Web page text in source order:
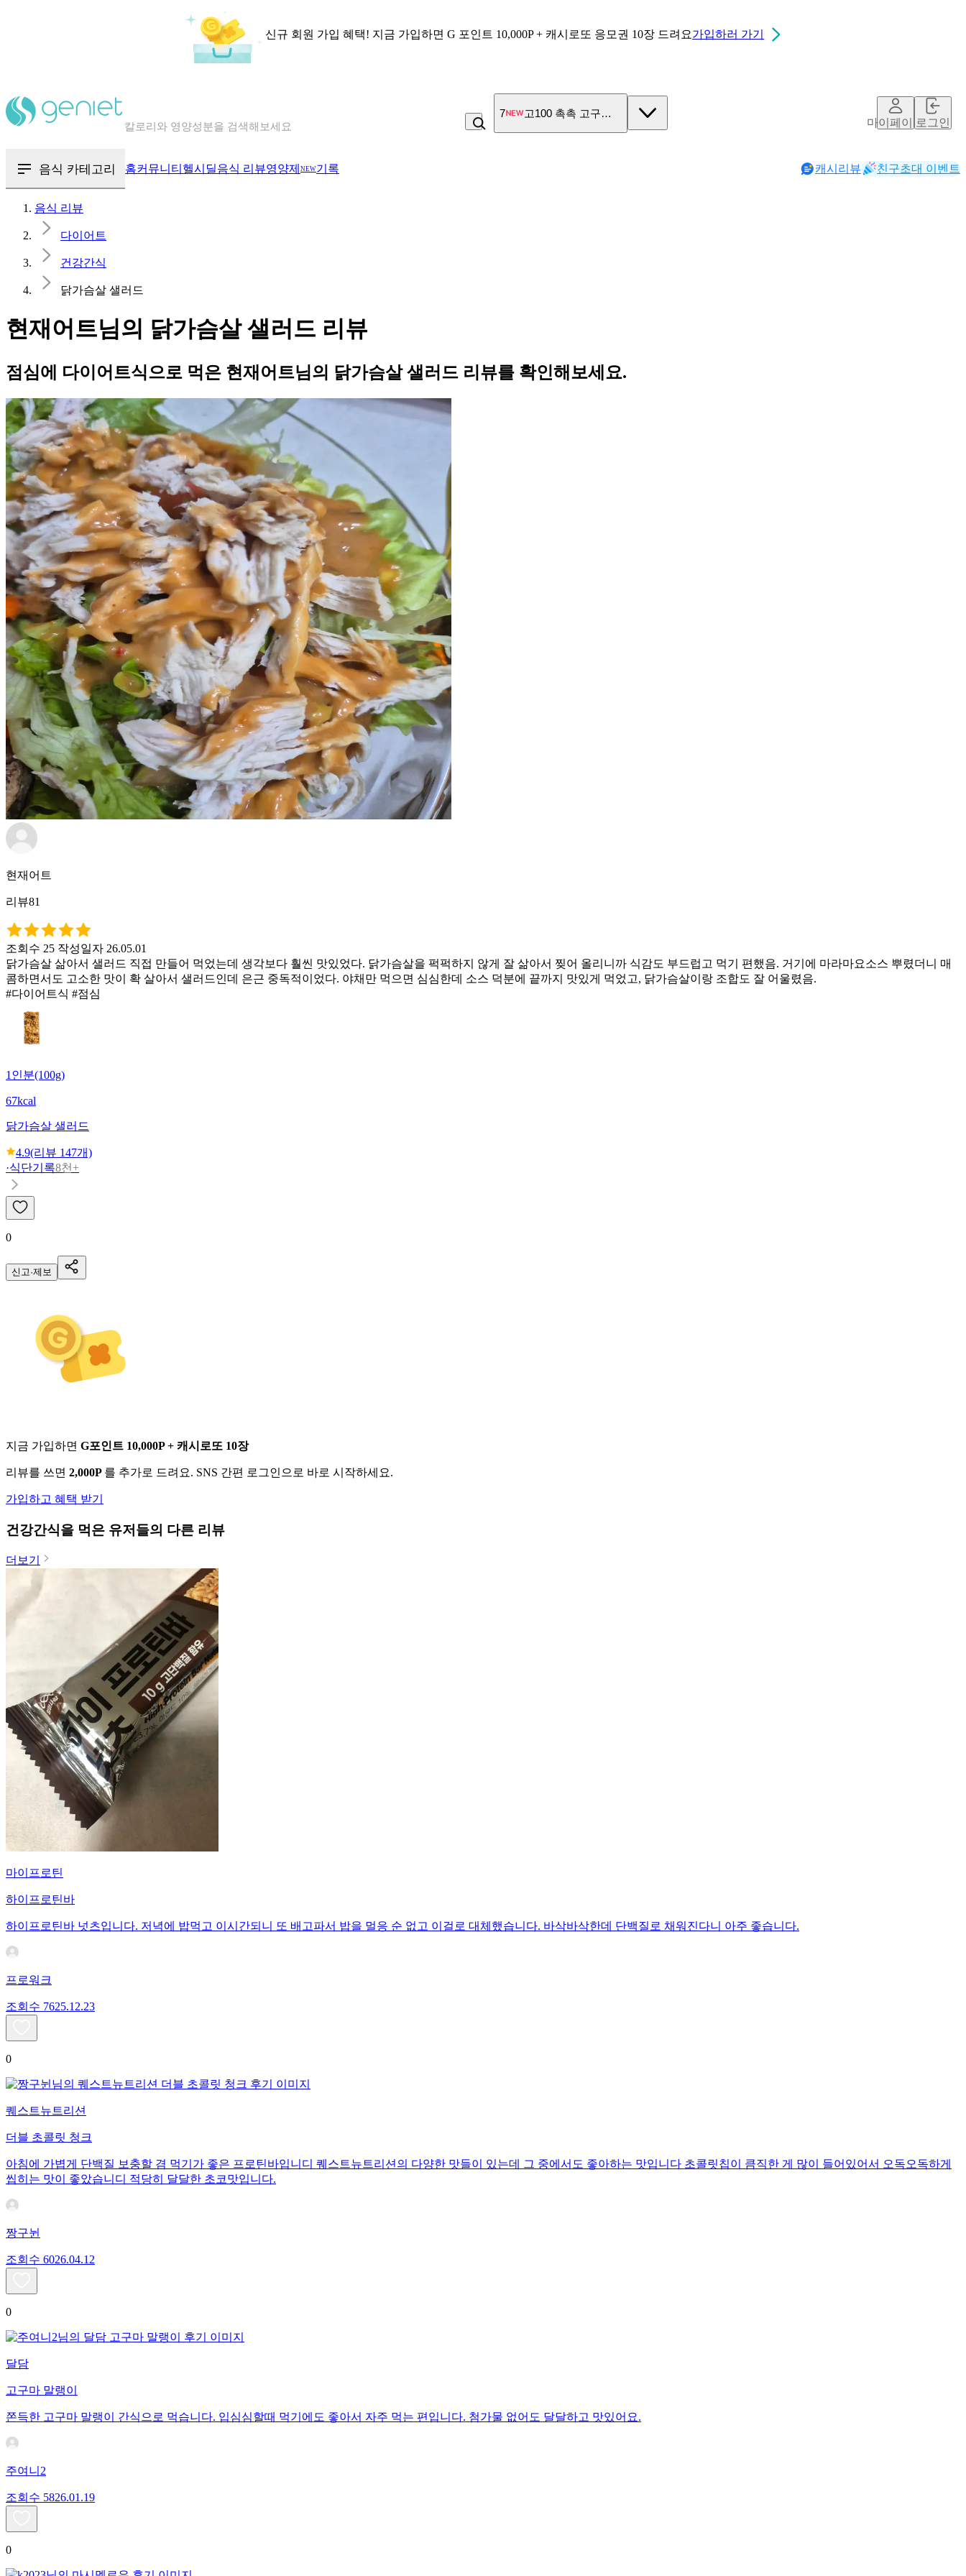
신규 회원 가입 혜택! 지금 가입하면 G 포인트 10,000P + 캐시로또 응모권 10장 드려요가입하러 가기
혈당 · 다이어트 음식 검색해보세요
7 고100 촉촉 고구마 스틱
마이페이지로그인
음식 카테고리 홈커뮤니티 헬시딜음식 리뷰영양제 NEW기록 캐시리뷰 친구초대 이벤트
음식 리뷰
다이어트
건강간식
닭가슴살 샐러드
현재어트님의 닭가슴살 샐러드 리뷰
점심에 다이어트식으로 먹은 현재어트님의 닭가슴살 샐러드 리뷰를 확인해보세요.
현재어트
리뷰81
조회수 25 작성일자 26.05.01
닭가슴살 삶아서 샐러드 직접 만들어 먹었는데 생각보다 훨씬 맛있었다. 닭가슴살을 퍽퍽하지 않게 잘 삶아서 찢어 올리니까 식감도 부드럽고 먹기 편했음. 거기에 마라마요소스 뿌렸더니 매
콤하면서도 고소한 맛이 확 살아서 샐러드인데 은근 중독적이었다. 야채만 먹으면 심심한데 소스 덕분에 끝까지 맛있게 먹었고, 닭가슴살이랑 조합도 잘 어울렸음.
#다이어트식 #점심
1인분(100g)
67kcal
닭가슴살 샐러드
4.9(리뷰 147개)
·식단기록8천+
0
신고·제보
지금 가입하면 G포인트 10,000P + 캐시로또 10장
리뷰를 쓰면 2,000P 를 추가로 드려요. SNS 간편 로그인으로 바로 시작하세요.
가입하고 혜택 받기
건강간식을 먹은 유저들의 다른 리뷰
더보기
마이프로틴
하이프로틴바
하이프로틴바 넛츠입니다. 저녁에 밥먹고 이시간되니 또 배고파서 밥을 멀응 순 없고 이걸로 대체했습니다. 바삭바삭한데 단백질로 채워진다니 아주 좋습니다.
프로워크
조회수 7625.12.23
0
퀘스트뉴트리션
더블 초콜릿 청크
아침에 가볍게 단백질 보충할 겸 먹기가 좋은 프로틴바입니디 퀘스트뉴트리션의 다양한 맛들이 있는데 그 중에서도 좋아하는 맛입니다 초콜릿칩이 큼직한 게 많이 들어있어서 오독오독하게
씹히는 맛이 좋았습니디 적당히 달달한 초코맛입니다.
짱구뉜
조회수 6026.04.12
0
달담
고구마 말랭이
쫀득한 고구마 말랭이 간식으로 먹습니다. 입심심할때 먹기에도 좋아서 자주 먹는 편입니다. 첨가물 없어도 달달하고 맛있어요.
주여니2
조회수 5826.01.19
0